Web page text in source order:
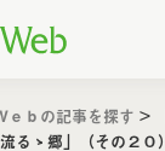
ｅｂの記事を探す >
るゝ郷」（その２０）